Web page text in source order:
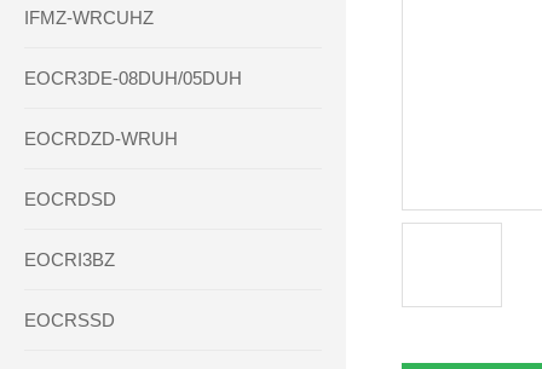
IFMZ-WRCUHZ
EOCR3DE-08DUH/05DUH
EOCRDZD-WRUH
EOCRDSD
EOCRI3BZ
EOCRSSD